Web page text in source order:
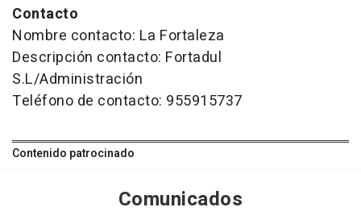
Contacto
Nombre contacto: La Fortaleza
Descripción contacto: Fortadul
S.L/Administración
Teléfono de contacto: 955915737
Contenido patrocinado
Comunicados